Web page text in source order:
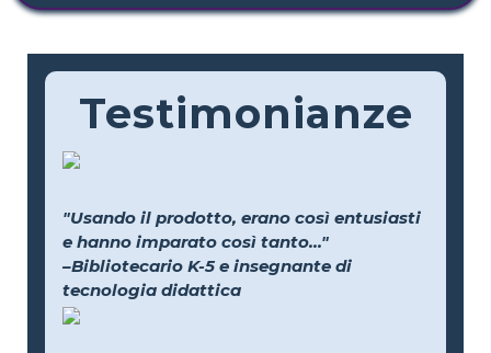
Testimonianze
"Usando il prodotto, erano così entusiasti
e hanno imparato così tanto..."
–Bibliotecario K-5 e insegnante di
tecnologia didattica